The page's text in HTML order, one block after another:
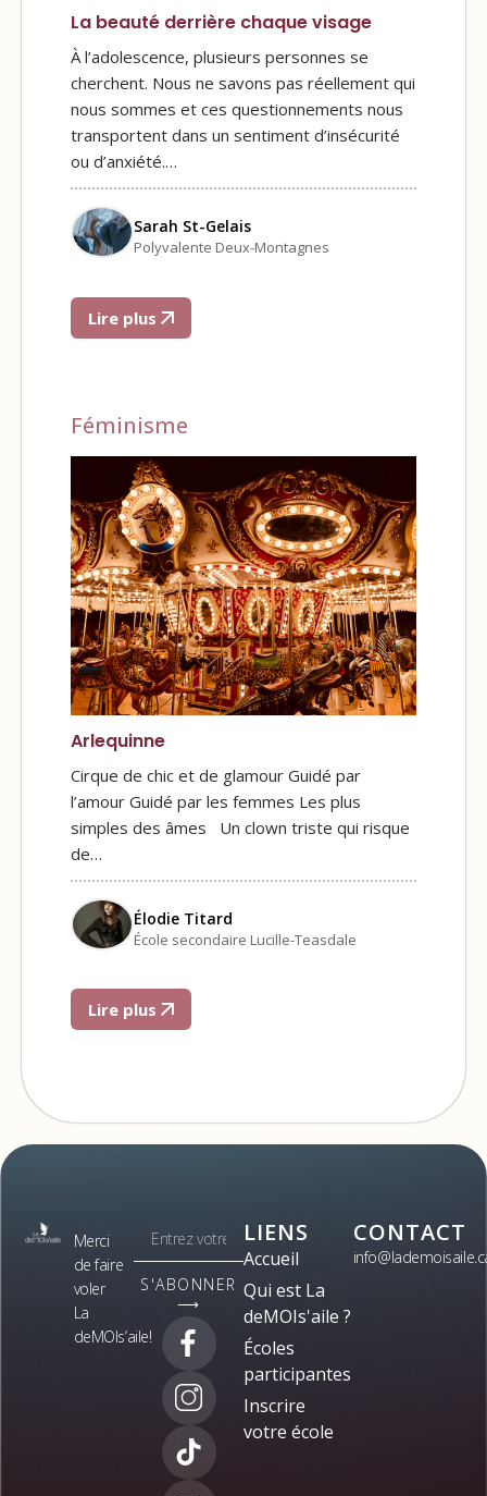
La beauté derrière chaque visage
À l’adolescence, plusieurs personnes se
cherchent. Nous ne savons pas réellement qui
nous sommes et ces questionnements nous
transportent dans un sentiment d’insécurité
ou d’anxiété.…
Sarah St-Gelais
Polyvalente Deux-Montagnes
Lire plus
Féminisme
Arlequinne
Cirque de chic et de glamour Guidé par
l’amour Guidé par les femmes Les plus
simples des âmes Un clown triste qui risque
de…
Élodie Titard
École secondaire Lucille-Teasdale
Lire plus
Merci
de faire
voler
La
deMOIs’aile!
S'ABONNER
⟶
LIENS
Accueil
Qui est La
deMOIs'aile ?
Écoles
participantes
Inscrire
votre école
CONTACT